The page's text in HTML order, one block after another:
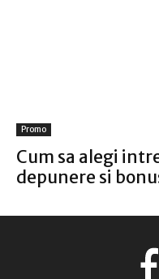
Promo
Cum sa alegi
depunere si